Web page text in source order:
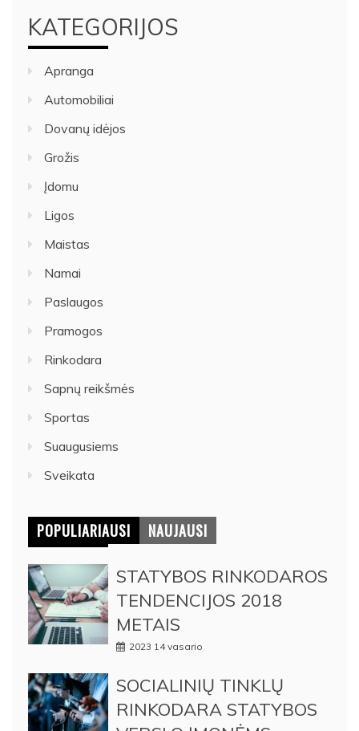
KATEGORIJOS
Apranga
Automobiliai
Dovanų idėjos
Grožis
Įdomu
Ligos
Maistas
Namai
Paslaugos
Pramogos
Rinkodara
Sapnų reikšmės
Sportas
Suaugusiems
Sveikata
POPULIARIAUSI NAUJAUSI
STATYBOS RINKODAROS
TENDENCIJOS 2018
METAIS
2023 14 vasario
SOCIALINIŲ TINKLŲ
RINKODARA STATYBOS